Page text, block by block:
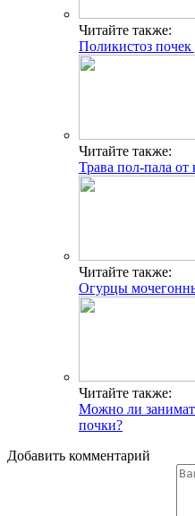
Читайте также:
Поликистоз почек
Читайте также:
Трава пол-пала
Читайте также:
Огурцы
Читайте также:
Можно ли
почки?
Добавить комментарий